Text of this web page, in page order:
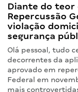
Diante do teor
Repercussão
violação
segurança
Olá pessoal, tudo
decorrentes da
aprovado em
Federal em
mais